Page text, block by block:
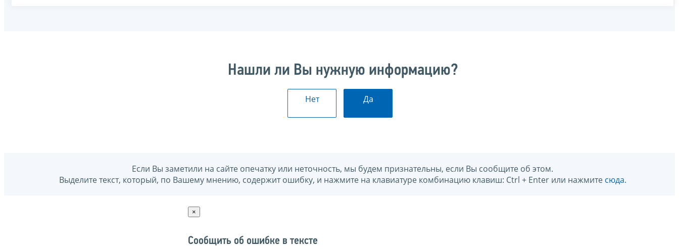
Нашли ли Вы нужную информацию?
Нет Да
Если Вы заметили на сайте опечатку или неточность, мы будем признательны, если Вы сообщите об этом.
Выделите текст, который, по Вашему мнению, содержит ошибку, и нажмите на клавиатуре комбинацию клавиш: Ctrl + Enter или нажмите сюда.
×
Сообщить об ошибке в тексте